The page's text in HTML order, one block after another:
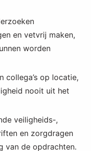
en vetvrij maken,
worden
collega’s op locatie,
nooit uit het
veiligheids-,
en zorgdragen
van de opdrachten.